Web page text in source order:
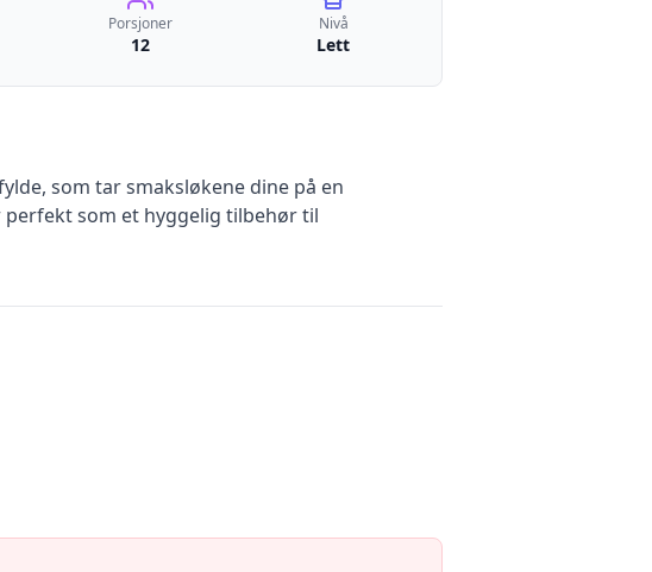
Porsjoner
12
Nivå
Lett
som tar smaksløkene dine på en
perfekt som et hyggelig tilbehør til